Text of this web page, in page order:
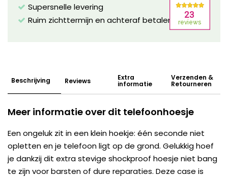
Supersnelle levering
Ruim zichttermijn en achteraf betalen mogelijk!
Beschrijving Reviews Extra
informatie
Verzenden &
Retourneren
Meer informatie over dit telefoonhoesje
Een ongeluk zit in een klein hoekje: één seconde niet
opletten en je telefoon ligt op de grond. Gelukkig hoef
je dankzij dit extra stevige shockproof hoesje niet bang
te zijn voor barsten of dure reparaties. Deze case is